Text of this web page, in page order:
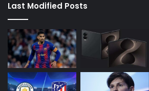
Last Modified Posts